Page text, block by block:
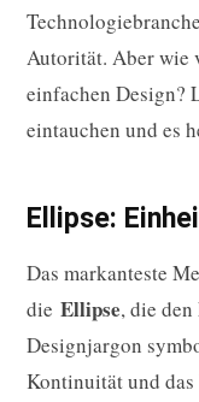
Autorität. Aber wie
einfachen Design?
eintauchen und es
Ellipse:
Das markanteste
die Ellipse, die
Designjargon
Kontinuität und